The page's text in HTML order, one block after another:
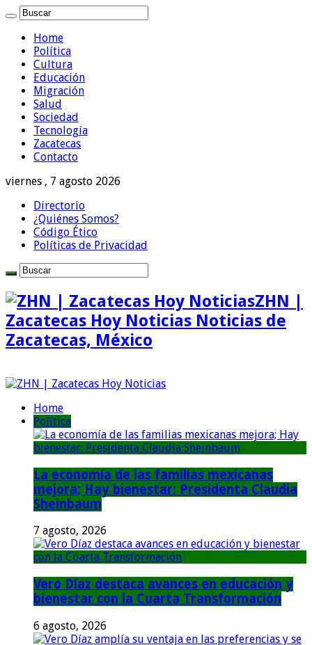
Home
Política
Cultura
Educación
Migración
Salud
Sociedad
Tecnología
Zacatecas
Contacto
viernes , 7 agosto 2026
Directorio
¿Quiénes Somos?
Código Ético
Políticas de Privacidad
ZHN |
Zacatecas Hoy Noticias Noticias de
Zacatecas, México
Home
Política
La economía de las familias mexicanas
mejora; Hay bienestar: Presidenta Claudia
Sheinbaum
7 agosto, 2026
Vero Díaz destaca avances en educación y
bienestar con la Cuarta Transformación
6 agosto, 2026